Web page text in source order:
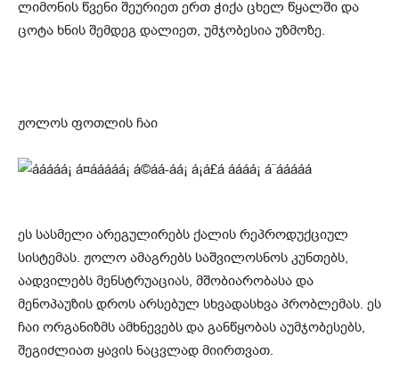
ლიმონის წვენი შეურიეთ ერთ ჭიქა ცხელ წყალში და
ცოტა ხნის შემდეგ დალიეთ, უმჯობესია უზმოზე.
ჟოლოს ფოთლის ჩაი
ეს სასმელი არეგულირებს ქალის რეპროდუქციულ
სისტემას. ჟოლო ამაგრებს საშვილოსნოს კუნთებს,
აადვილებს მენსტრუაციას, მშობიარობასა და
მენოპაუზის დროს არსებულ სხვადასხვა პრობლემას. ეს
ჩაი ორგანიზმს ამხნევებს და განწყობას აუმჯობესებს,
შეგიძლიათ ყავის ნაცვლად მიირთვათ.